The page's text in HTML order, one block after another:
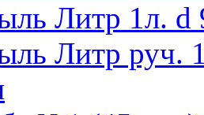
Литр 1л.
Литр руч.